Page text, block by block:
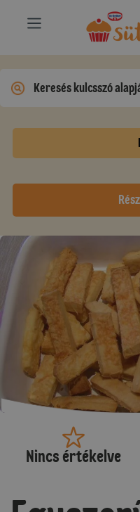
Nincs értékelve